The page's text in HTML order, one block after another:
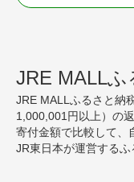
JRE MALL
JRE MALLふるさと納
1,000,001円以上）の
寄付金額で比較して、
JR東日本が運営するふ